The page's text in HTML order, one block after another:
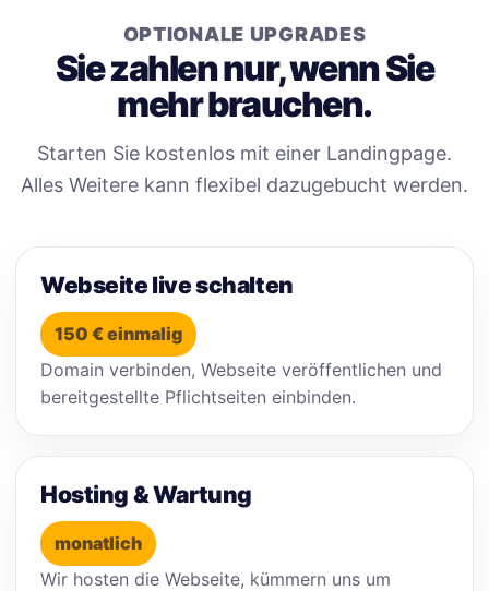
OPTIONALE UPGRADES
Sie zahlen nur, wenn Sie
mehr brauchen.
Starten Sie kostenlos mit einer Landingpage.
Alles Weitere kann flexibel dazugebucht werden.
Webseite live schalten
150 € einmalig
Domain verbinden, Webseite veröffentlichen und
bereitgestellte Pflichtseiten einbinden.
Hosting & Wartung
monatlich
Wir hosten die Webseite, kümmern uns um